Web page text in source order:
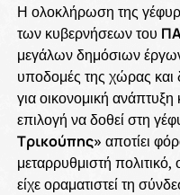
Η ολοκλήρωση της
των κυβερνήσεων του
μεγάλων δημόσιων
υποδομές της χώρας και
για οικονομική
επιλογή να δοθεί στη
Τρικούπης» αποτίει
μεταρρυθμιστή
είχε οραματιστεί τη